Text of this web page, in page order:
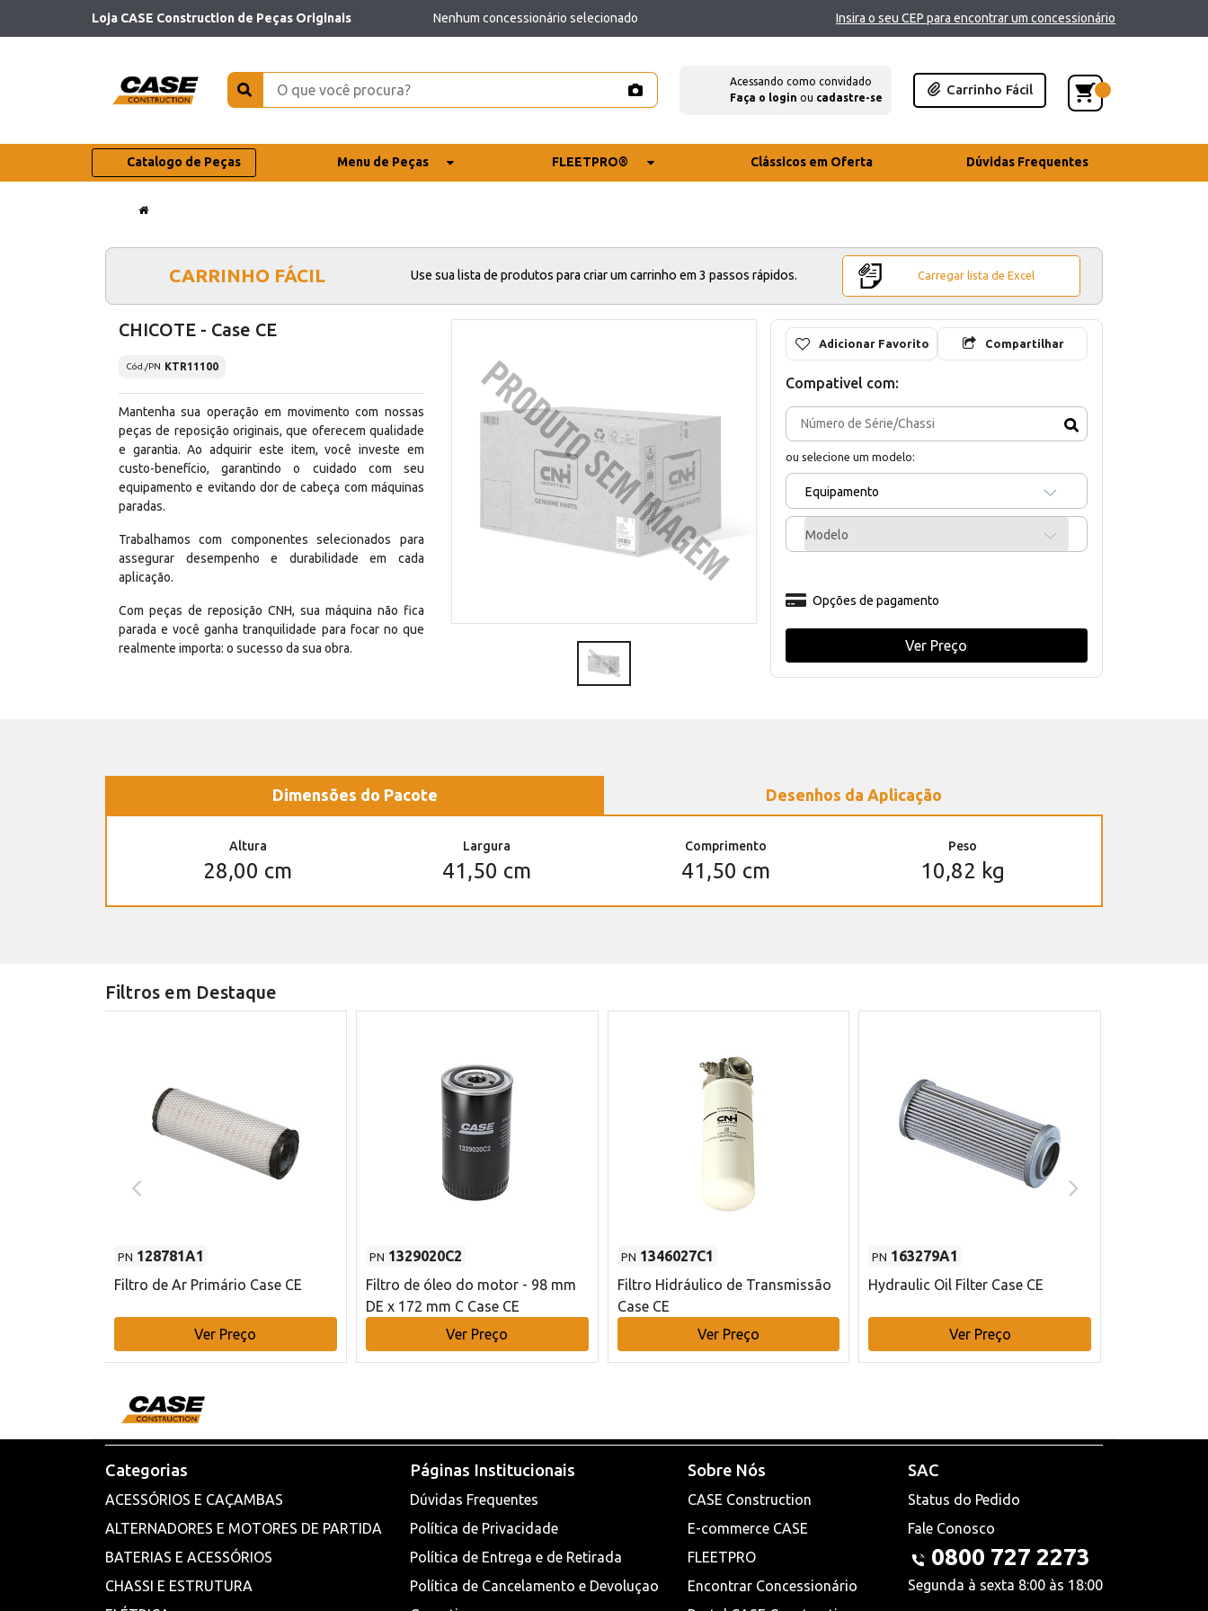
Loja CASE Construction de Peças Originais Nenhum concessionário selecionado Insira o seu CEP para encontrar um concessionário
Acessando como convidado
Faça o login ou cadastre-se
Carrinho Fácil
Catalogo de Peças Menu de Peças FLEETPRO® Clássicos em Oferta Dúvidas Frequentes
CARRINHO FÁCIL Use sua lista de produtos para criar um carrinho em 3 passos rápidos. Carregar lista de Excel
CHICOTE - Case CE
Cód./PN KTR11100
Mantenha sua operação em movimento com nossas
peças de reposição originais, que oferecem qualidade
e garantia. Ao adquirir este item, você investe em
custo-benefício, garantindo o cuidado com seu
equipamento e evitando dor de cabeça com máquinas
paradas.
Trabalhamos com componentes selecionados para
assegurar desempenho e durabilidade em cada
aplicação.
Com peças de reposição CNH, sua máquina não fica
parada e você ganha tranquilidade para focar no que
realmente importa: o sucesso da sua obra.
Adicionar Favorito Compartilhar
Compativel com:
ou selecione um modelo:
Equipamento
Modelo
Opções de pagamento
Ver Preço
Dimensões do Pacote Desenhos da Aplicação
Altura
28,00 cm
Largura
41,50 cm
Comprimento
41,50 cm
Peso
10,82 kg
Filtros em Destaque
PN 128781A1
Filtro de Ar Primário Case CE
Ver Preço
PN 1329020C2
Filtro de óleo do motor - 98 mm
DE x 172 mm C Case CE
Ver Preço
PN 1346027C1
Filtro Hidráulico de Transmissão
Case CE
Ver Preço
PN 163279A1
Hydraulic Oil Filter Case CE
Ver Preço
Categorias
ACESSÓRIOS E CAÇAMBAS
ALTERNADORES E MOTORES DE PARTIDA
BATERIAS E ACESSÓRIOS
CHASSI E ESTRUTURA
Páginas Institucionais
Dúvidas Frequentes
Política de Privacidade
Política de Entrega e de Retirada
Política de Cancelamento e Devoluçao
Sobre Nós
CASE Construction
E-commerce CASE
FLEETPRO
Encontrar Concessionário
SAC
Status do Pedido
Fale Conosco
0800 727 2273
Segunda à sexta 8:00 às 18:00